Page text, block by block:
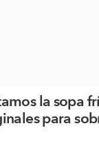
la sopa
para